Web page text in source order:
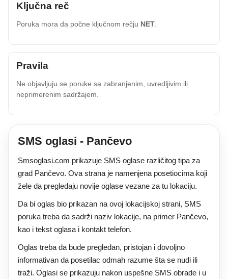
Ključna reč
Poruka mora da počne ključnom rečju NET
Pravila
Ne objavljuju se poruke sa zabranjenim, uvredljivim ili
neprimerenim sadržajem.
SMS oglasi - Pančevo
Smsoglasi.com prikazuje SMS oglase različitog tipa za
grad Pančevo. Ova strana je namenjena posetiocima koji
žele da pregledaju novije oglase vezane za tu lokaciju.
Da bi oglas bio prikazan na ovoj lokacijskoj strani, SMS
poruka treba da sadrži naziv lokacije, na primer Pančevo,
kao i tekst oglasa i kontakt telefon.
Oglas treba da bude pregledan, pristojan i dovoljno
informativan da posetilac odmah razume šta se nudi ili
traži. Oglasi se prikazuju nakon uspešne SMS obrade i u